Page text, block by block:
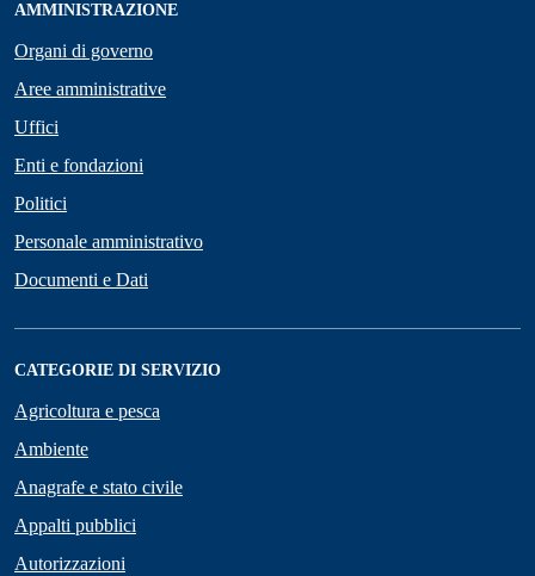
AMMINISTRAZIONE
Organi di governo
Aree amministrative
Uffici
Enti e fondazioni
Politici
Personale amministrativo
Documenti e Dati
CATEGORIE DI SERVIZIO
Agricoltura e pesca
Ambiente
Anagrafe e stato civile
Appalti pubblici
Autorizzazioni